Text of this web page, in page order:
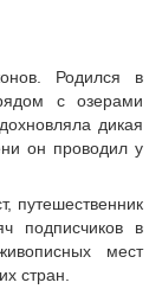
Родился в
с озерами
дикая
он проводил у
путешественник
подписчиков в
мест
стран.